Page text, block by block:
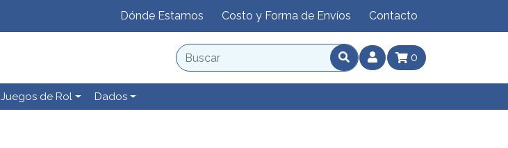
Dónde Estamos Costo y Forma de Envíos Contacto
0
Juegos de Rol Dados